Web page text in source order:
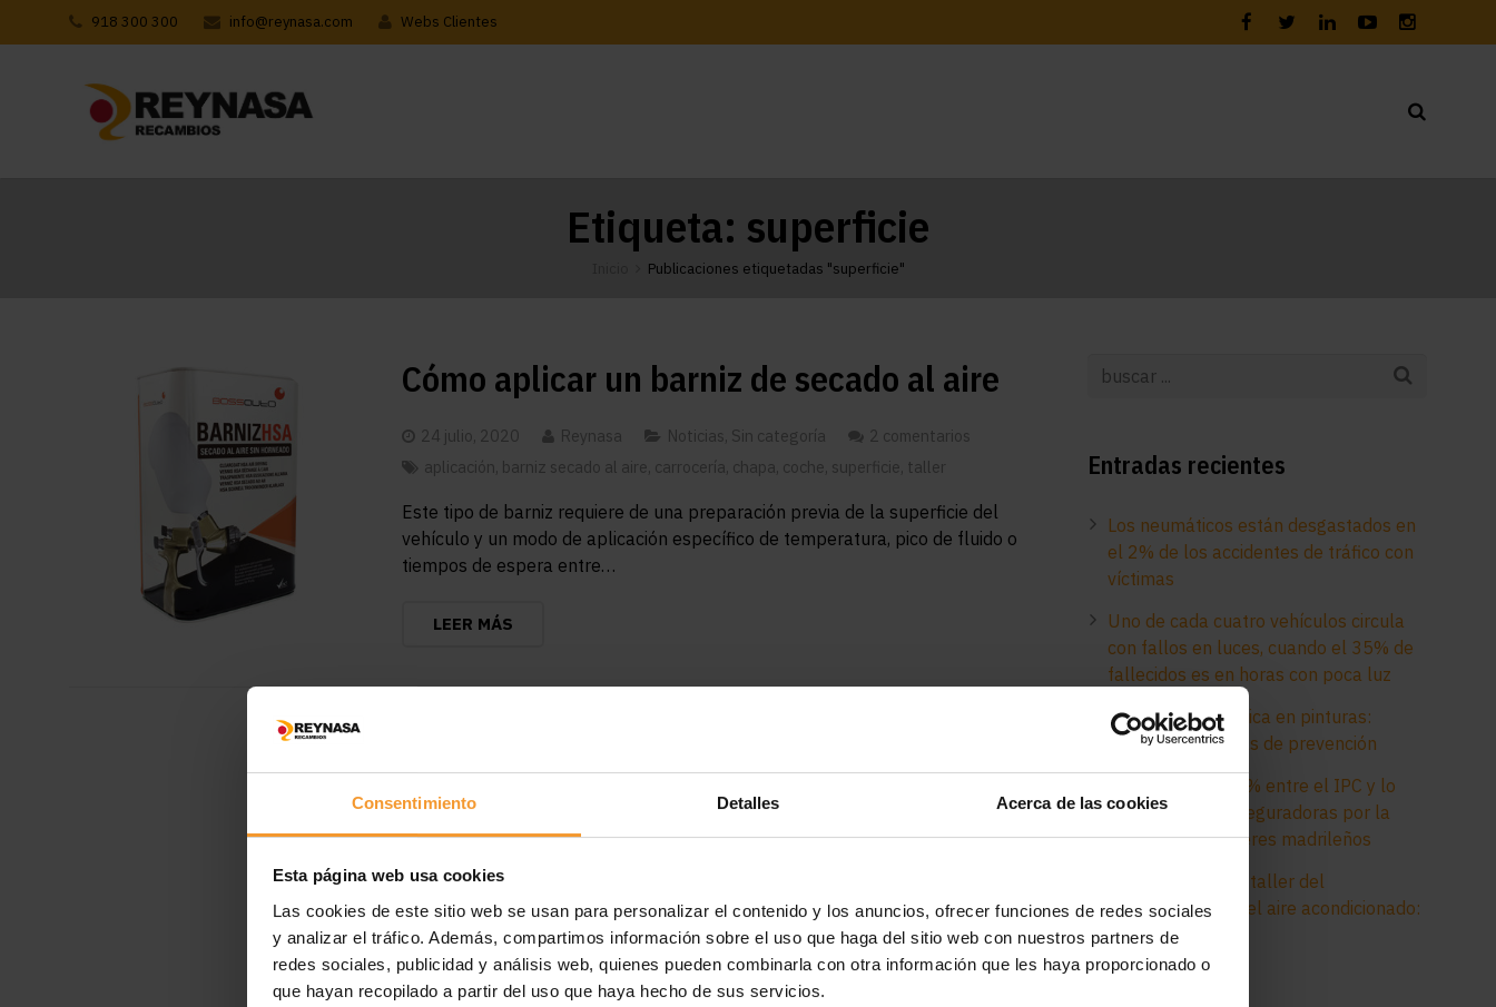
Consentimiento Detalles Acerca de las cookies
Esta página web usa cookies
Las cookies de este sitio web se usan para personalizar el contenido y los anuncios, ofrecer funciones de redes sociales
y analizar el tráfico. Además, compartimos información sobre el uso que haga del sitio web con nuestros partners de
redes sociales, publicidad y análisis web, quienes pueden combinarla con otra información que les haya proporcionado o
que hayan recopilado a partir del uso que haya hecho de sus servicios.
918 300 300 info@reynasa.com Webs Clientes
Etiqueta: superficie
Publicaciones etiquetadas "superficie"
Cómo aplicar un barniz de secado al aire
24 julio, 2020 Reynasa Noticias, Sin categoría
2 comentarios
aplicación, barniz secado al aire, carrocería, chapa, coche, superficie, taller
Este tipo de barniz requiere de una preparación previa de la superficie del
vehículo y un modo de aplicación específico de temperatura, pico de fluido o
tiempos de espera entre…
LEER MÁS
Entradas recientes
Los neumáticos están desgastados en
el 2% de los accidentes de tráfico con
víctimas
Uno de cada cuatro vehículos circula
con fallos en luces, cuando el 35% de
fallecidos es en horas con poca luz
Electricidad estática en pinturas:
peligros y medidas de prevención
Desfase del 45,1% entre el IPC y lo
que pagan las aseguradoras por la
pintura a los talleres madrileños
Diagnóstico en el taller del
funcionamiento del aire acondicionado:
consejos clave